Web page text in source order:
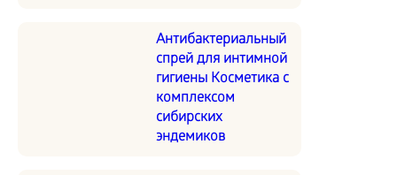
Антибактериальный
спрей для интимной
гигиены Косметика с
комплексом
сибирских
эндемиков